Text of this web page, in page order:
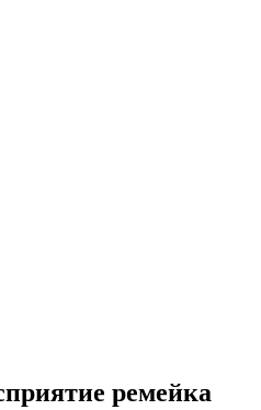
ремейка